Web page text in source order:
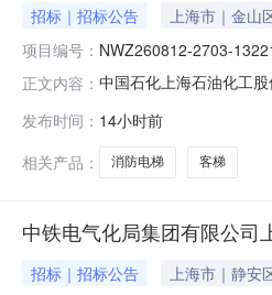
招标｜招标公告 上海市｜金山
项目编号： NWZ260812-2703-
正文内容： 中国石化上海石油化工
（第1次重招）2026年
发布时间： 14小时前
相关产品：
消防电梯 客梯
中铁电气化局集团有限公司
招标｜招标公告 上海市｜静安